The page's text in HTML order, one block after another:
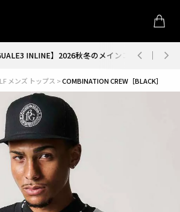
INLINE】2026秋冬のメインコレクションが
メンズ トップス COMBINATION CREW［BLACK］